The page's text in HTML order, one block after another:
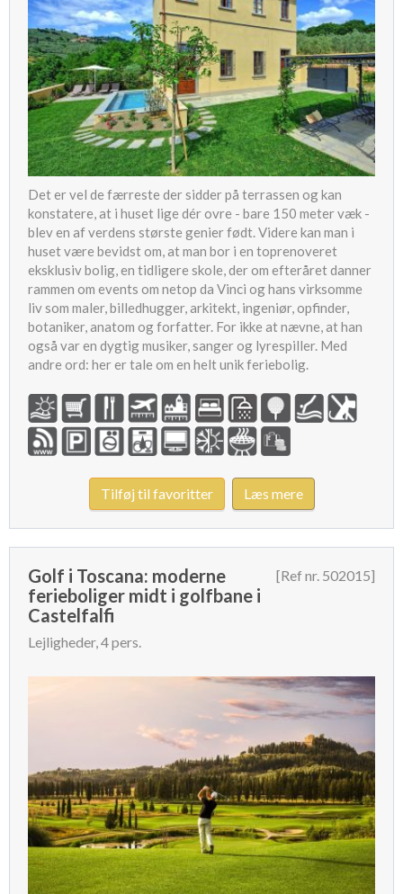
Det er vel de færreste der sidder på terrassen og kan
konstatere, at i huset lige dér ovre - bare 150 meter væk -
blev en af verdens største genier født. Videre kan man i
huset være bevidst om, at man bor i en toprenoveret
eksklusiv bolig, en tidligere skole, der om efteråret danner
rammen om events om netop da Vinci og hans virksomme
liv som maler, billedhugger, arkitekt, ingeniør, opfinder,
botaniker, anatom og forfatter. For ikke at nævne, at han
også var en dygtig musiker, sanger og lyrespiller. Med
andre ord: her er tale om en helt unik feriebolig.
Tilføj til favoritter Læs mere
Golf i Toscana: moderne
ferieboliger midt i golfbane i
Castelfalfi
Lejligheder, 4 pers.
[Ref nr. 502015]